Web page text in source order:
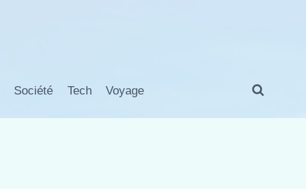
Société Tech Voyage